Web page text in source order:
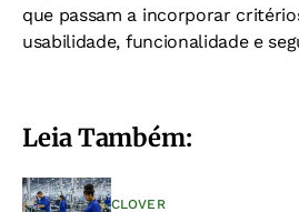
que passam a incorporar
usabilidade, funcionalidade e
Leia Também:
CLOVER